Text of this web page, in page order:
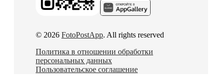
© 2026 FotoPostApp. All rights reserved
Политика в отношении обработки
персональных данных
Пользовательское соглашение